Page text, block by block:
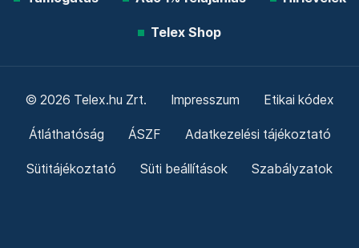
Telex Shop
© 2026 Telex.hu Zrt. Impresszum Etikai kódex
Átláthatóság ÁSZF Adatkezelési tájékoztató
Sütitájékoztató Süti beállítások Szabályzatok